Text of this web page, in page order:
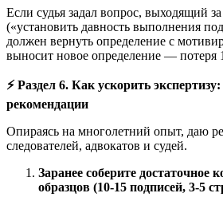
Если судья задал вопрос, выходящий
(«установить давность выполнения
должен вернуть определение с
выносит новое определение — потеря
⚡Раздел 6. Как ускорить
рекомендации
Опираясь на многолетний опыт, даю
следователей, адвокатов и судей.
Заранее соберите достаточное
образцов (10-15 подписей, 3-5